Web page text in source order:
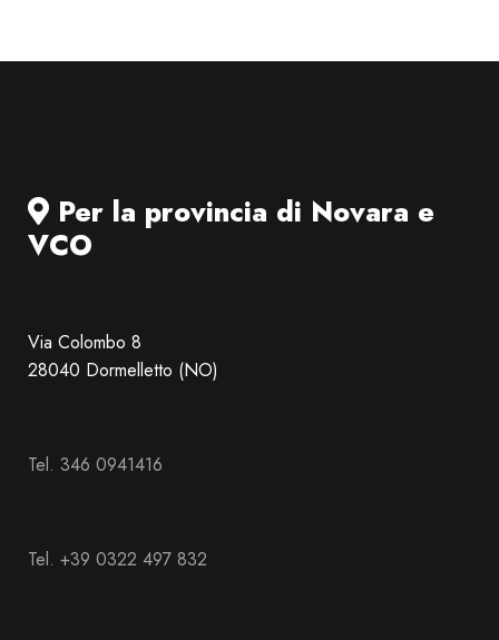
Per la provincia di Novara e
VCO
Via Colombo 8
28040 Dormelletto (NO)
Tel. 346 0941416
Tel. +39 0322 497 832